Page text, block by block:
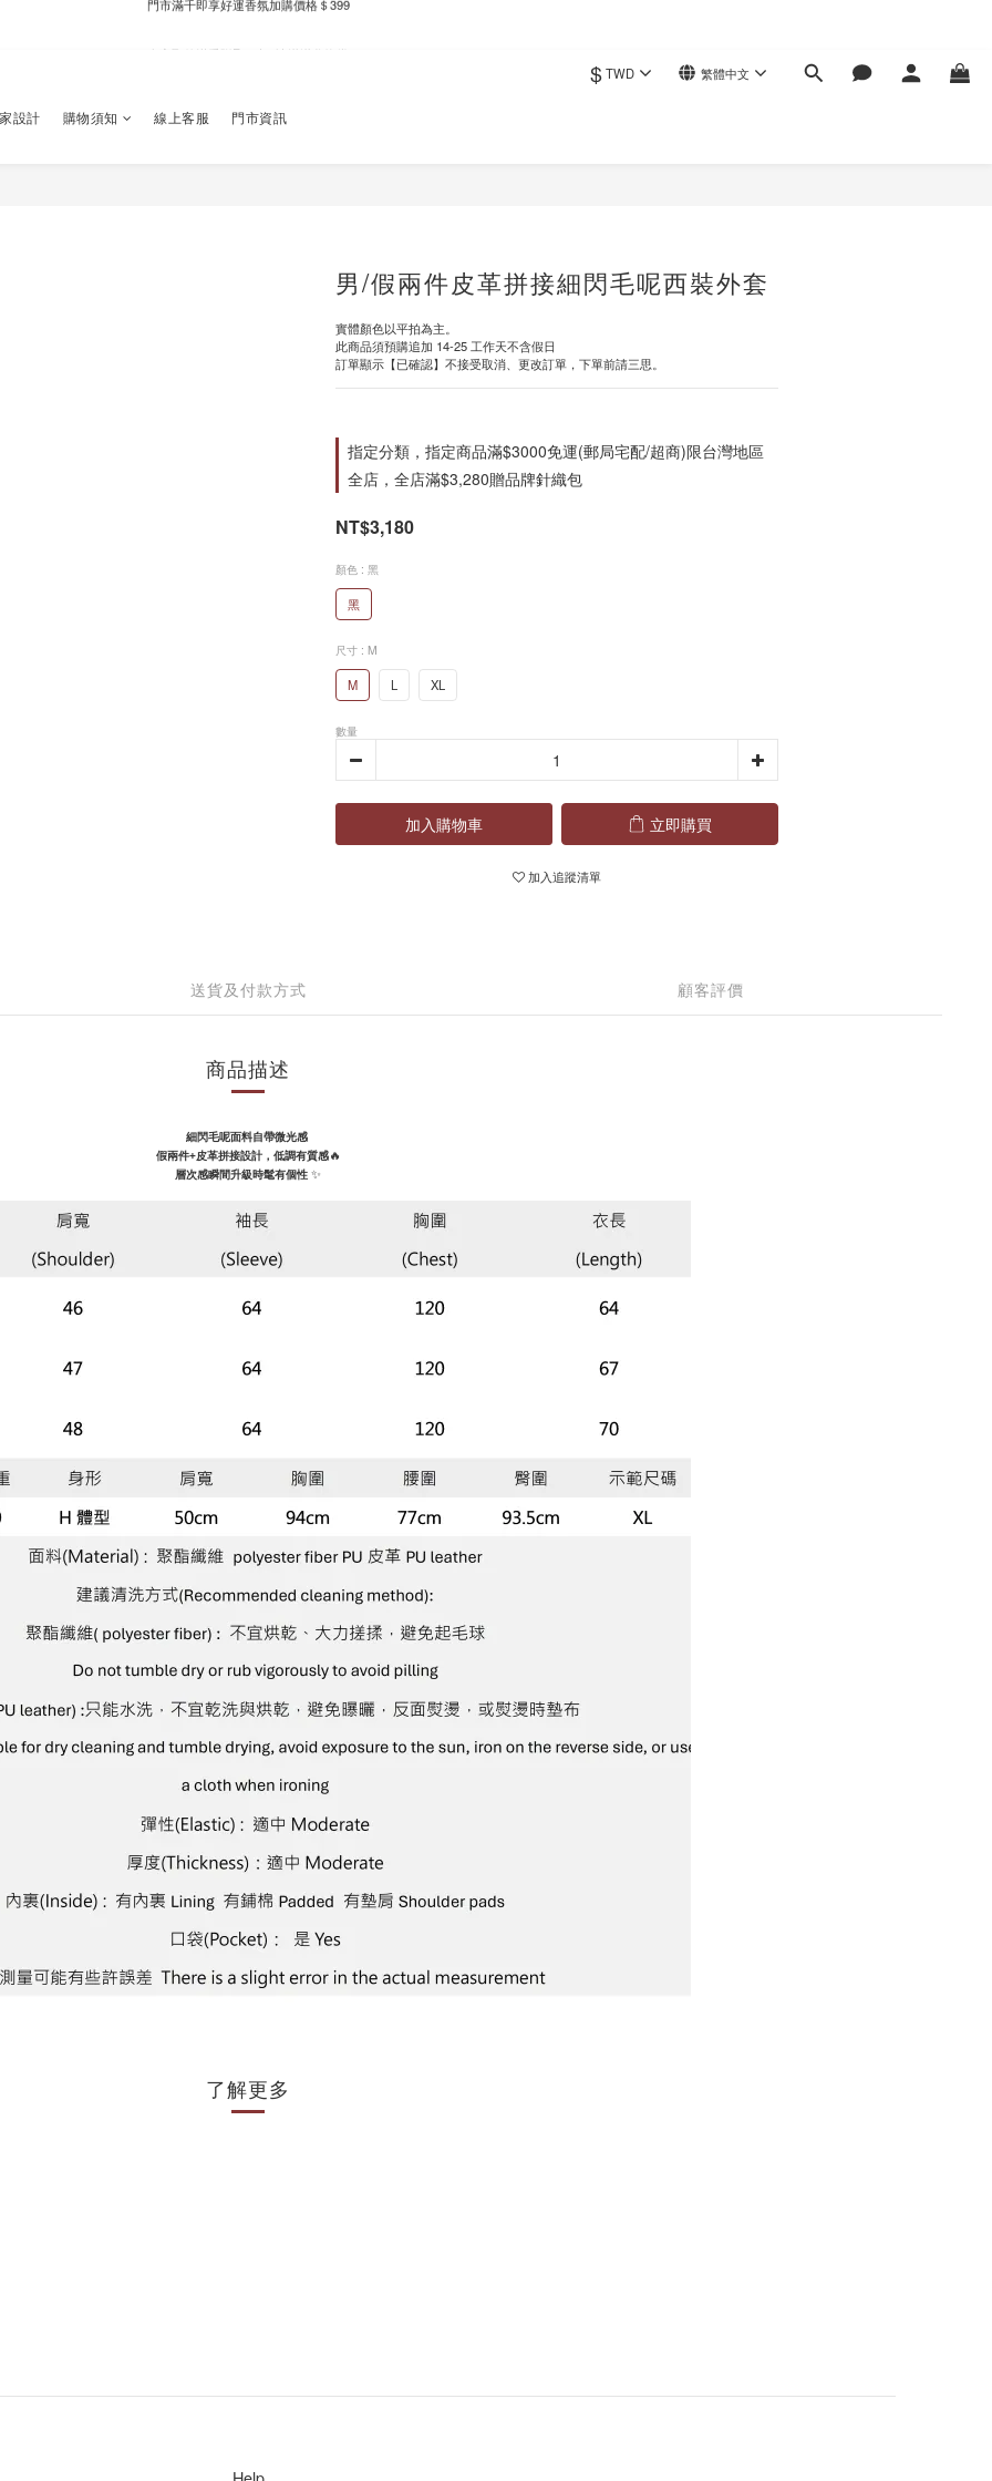
$ TWD 繁體中文
設計 購物須知 線上客服 門市資訊
男/假兩件皮革拼接細閃毛呢西裝外套
實體顏色以平拍為主。
此商品須預購追加 14-25 工作天不含假日
訂單顯示【已確認】不接受取消、更改訂單，下單前請三思。
指定分類，指定商品滿$3000免運(郵局宅配/超商)限台灣地區
全店，全店滿$3,280贈品牌針織包
NT$3,180
顏色 : 黑
黑
尺寸 : M
M L XL
數量
加入購物車 立即購買
加入追蹤清單
送貨及付款方式 顧客評價
商品描述
細閃毛呢面料自帶微光感
假兩件+皮革拼接設計，低調有質感🔥
層次感瞬間升級時髦有個性 ✨
了解更多